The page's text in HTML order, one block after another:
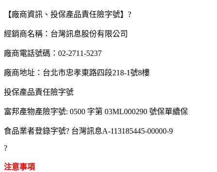
【廠商資訊、投保產品責任險字號】?
經銷商名稱：台灣訊息股份有限公司
廠商電話號碼：02-2711-5237
廠商地址：台北市忠孝東路四段218-1號8樓
投保產品責任險字號
富邦產物產險字號: 0500 字第 03ML000290 號保單續保
食品業者登錄字號? 台灣訊息A-113185445-00000-9
?
注意事項